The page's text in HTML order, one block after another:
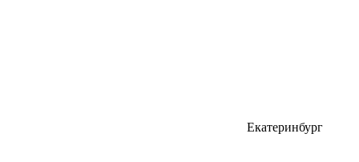
Екатеринбург